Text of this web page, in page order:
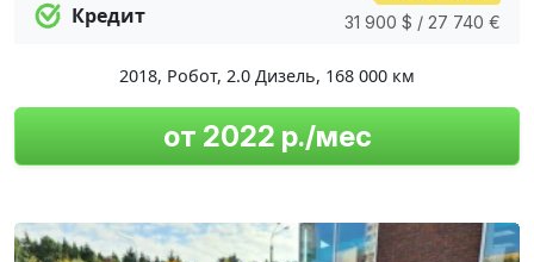
Кредит
31 900 $ / 27 740 €
2018, Робот, 2.0 Дизель, 168 000 км
от 2022 р./мес